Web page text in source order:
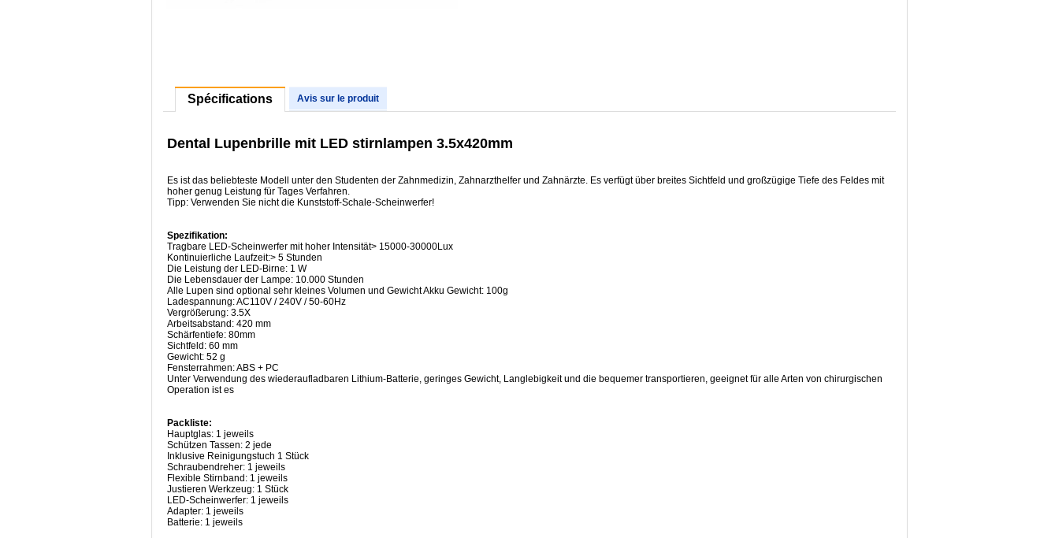
Spécifications Avis sur le produit
Dental Lupenbrille mit LED stirnlampen 3.5x420mm
Es ist das beliebteste Modell unter den Studenten der Zahnmedizin, Zahnarzthelfer und Zahnärzte. Es verfügt über breites Sichtfeld und großzügige Tiefe des Feldes mit
hoher genug Leistung für Tages Verfahren.
Tipp: Verwenden Sie nicht die Kunststoff-Schale-Scheinwerfer!
Spezifikation:
Tragbare LED-Scheinwerfer mit hoher Intensität> 15000-30000Lux
Kontinuierliche Laufzeit:> 5 Stunden
Die Leistung der LED-Birne: 1 W
Die Lebensdauer der Lampe: 10.000 Stunden
Alle Lupen sind optional sehr kleines Volumen und Gewicht Akku Gewicht: 100g
Ladespannung: AC110V / 240V / 50-60Hz
Vergrößerung: 3.5X
Arbeitsabstand: 420 mm
Schärfentiefe: 80mm
Sichtfeld: 60 mm
Gewicht: 52 g
Fensterrahmen: ABS + PC
Unter Verwendung des wiederaufladbaren Lithium-Batterie, geringes Gewicht, Langlebigkeit und die bequemer transportieren, geeignet für alle Arten von chirurgischen
Operation ist es
Packliste:
Hauptglas: 1 jeweils
Schützen Tassen: 2 jede
Inklusive Reinigungstuch 1 Stück
Schraubendreher: 1 jeweils
Flexible Stirnband: 1 jeweils
Justieren Werkzeug: 1 Stück
LED-Scheinwerfer: 1 jeweils
Adapter: 1 jeweils
Batterie: 1 jeweils